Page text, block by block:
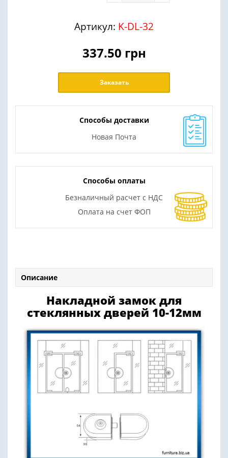
Артикул: K-DL-32
337.50 грн
Заказать
Способы доставки
Новая Почта
Способы оплаты
Безналичный расчет с НДС
Оплата на счет ФОП
Описание
Накладной замок для
стеклянных дверей 10-12мм